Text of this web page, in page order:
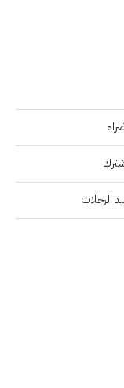
الرحلات